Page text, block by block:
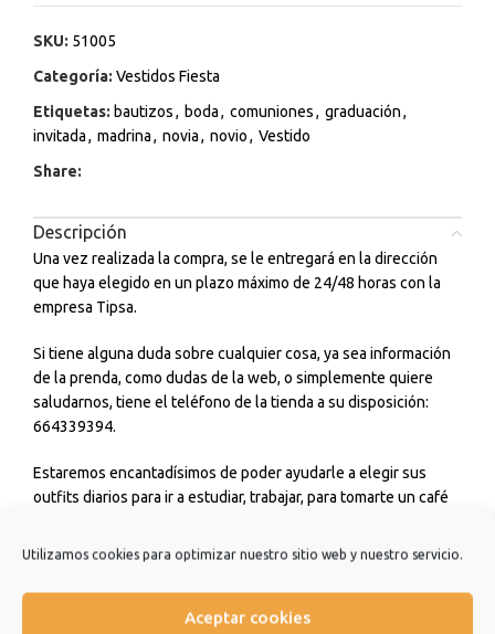
Utilizamos cookies para optimizar nuestro sitio web y nuestro servicio.
Aceptar cookies
SKU: 51005
Categoría: Vestidos Fiesta
Etiquetas: bautizos, boda, comuniones, graduación,
invitada, madrina, novia, novio, Vestido
Share:
Descripción
Una vez realizada la compra, se le entregará en la dirección
que haya elegido en un plazo máximo de 24/48 horas con la
empresa Tipsa.
Si tiene alguna duda sobre cualquier cosa, ya sea información
de la prenda, como dudas de la web, o simplemente quiere
saludarnos, tiene el teléfono de la tienda a su disposición:
664339394.
Estaremos encantadísimos de poder ayudarle a elegir sus
outfits diarios para ir a estudiar, trabajar, para tomarte un café
tengas. No dudes en consultarnos.
Estamos muy agradecidos de que hayas elegido nuestra
tienda y esperamos que sea una experiencia de la que quiera